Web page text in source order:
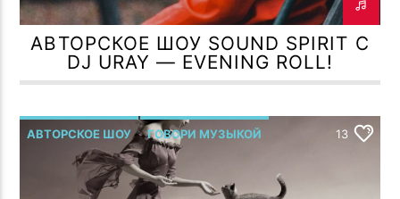
АВТОРСКОЕ ШОУ SOUND SPIRIT С
DJ URAY — EVENING ROLL!
АВТОРСКОЕ ШОУ ГОВОРИ МУЗЫКОЙ
Р.МЕЛЬМОНТ
13